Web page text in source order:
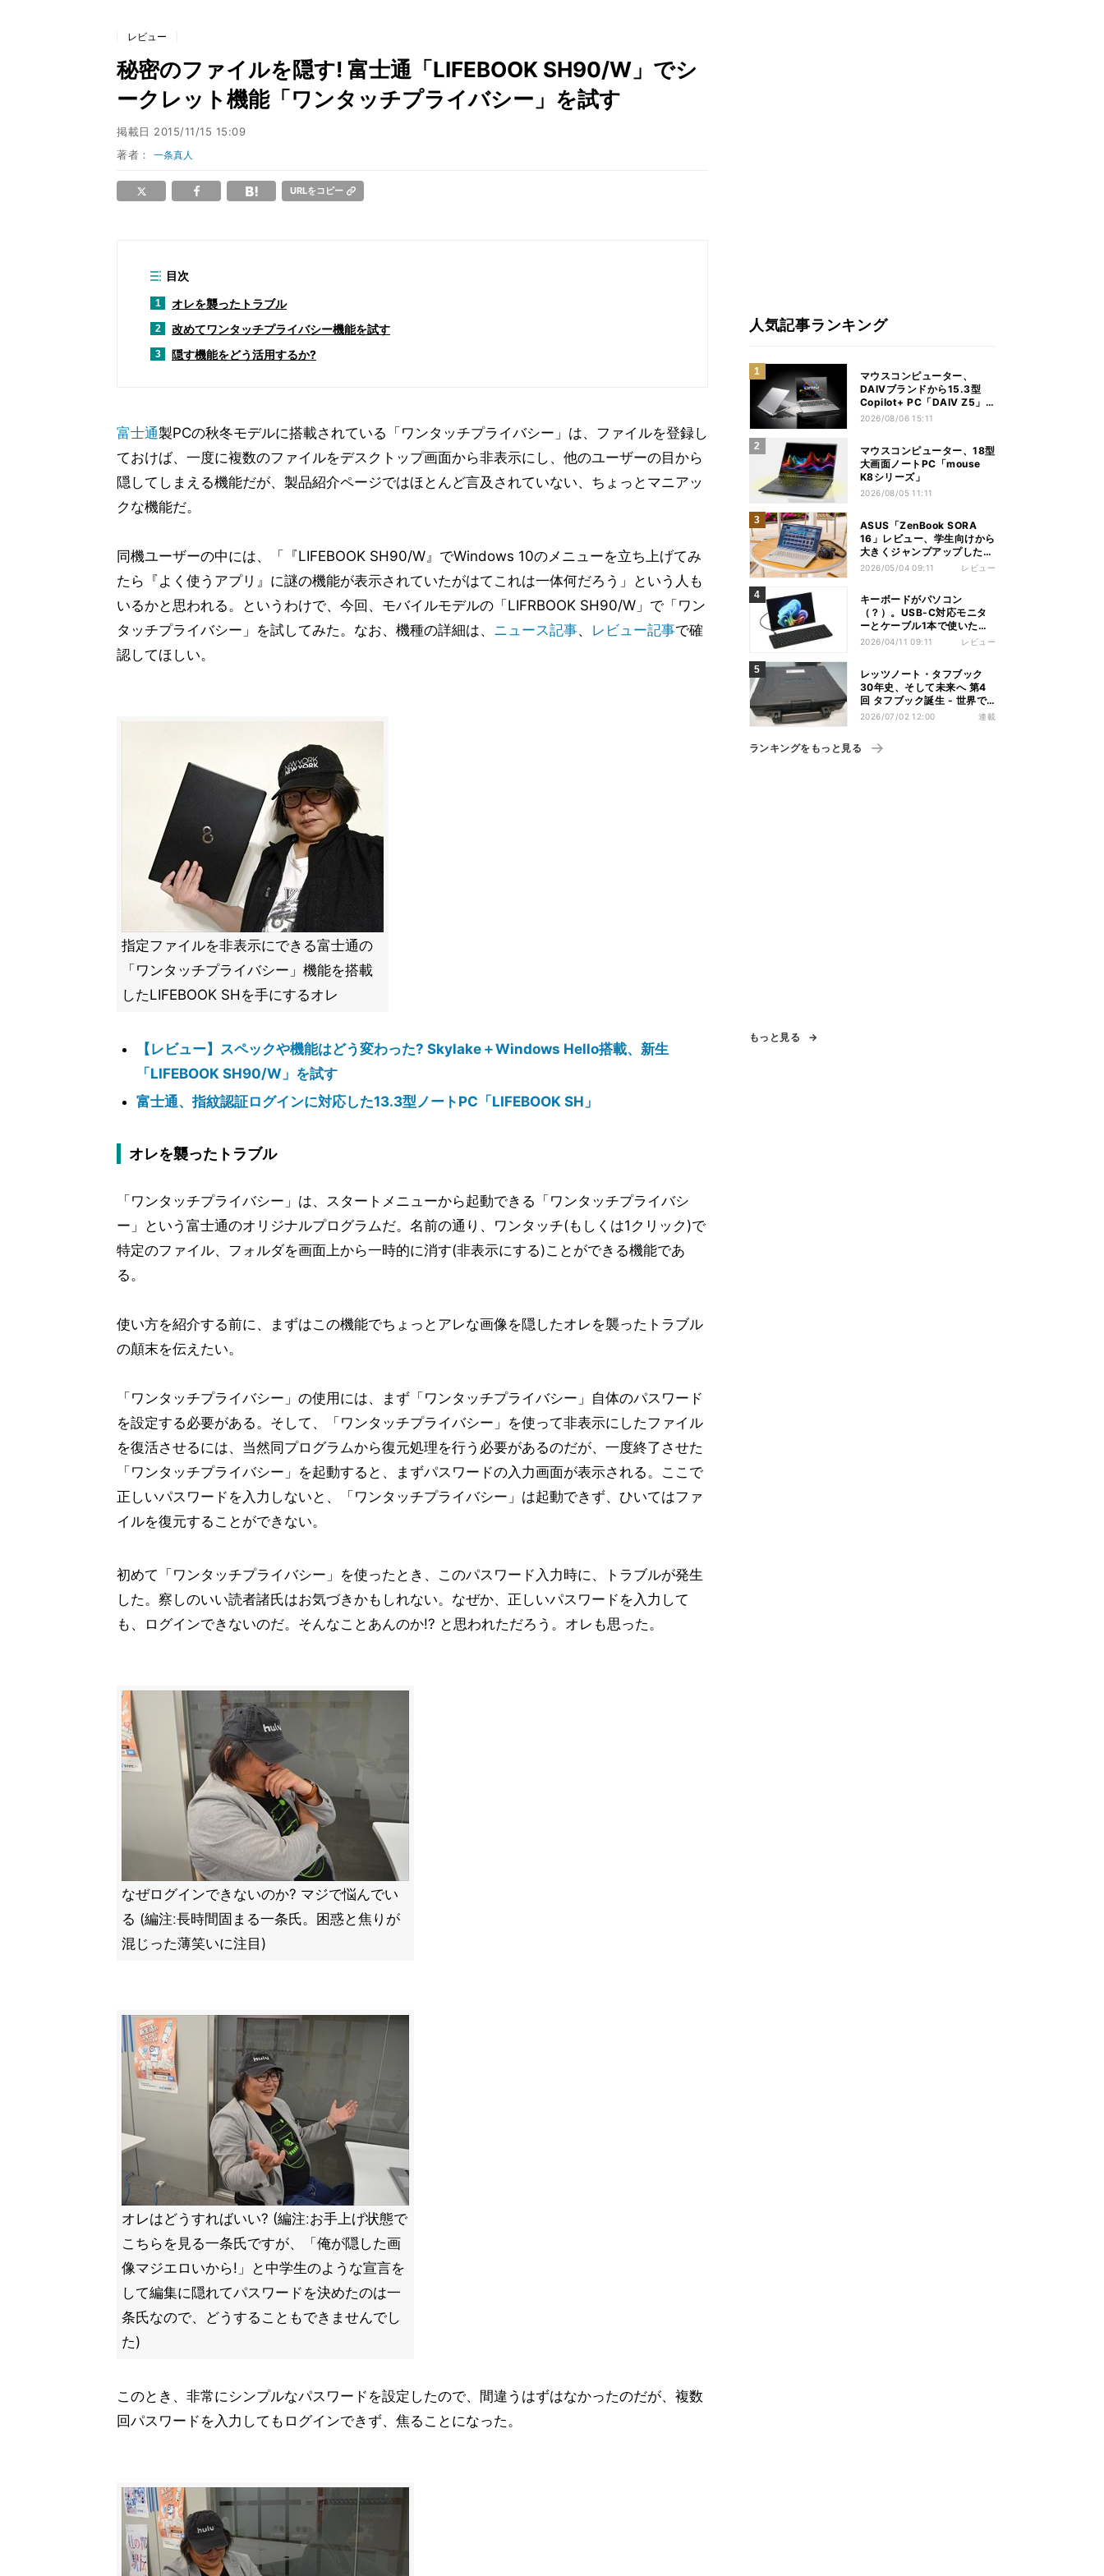
レビュー
秘密のファイルを隠す! 富士通「LIFEBOOK SH90/W」でシ
ークレット機能「ワンタッチプライバシー」を試す
掲載日 2015/11/15 15:09
著者：一条真人
URLをコピー
目次
1 オレを襲ったトラブル
2 改めてワンタッチプライバシー機能を試す
3 隠す機能をどう活用するか?
富士通製PCの秋冬モデルに搭載されている「ワンタッチプライバシー」は、ファイルを登録し
ておけば、一度に複数のファイルをデスクトップ画面から非表示にし、他のユーザーの目から
隠してしまえる機能だが、製品紹介ページではほとんど言及されていない、ちょっとマニアッ
クな機能だ。
同機ユーザーの中には、「『LIFEBOOK SH90/W』でWindows 10のメニューを立ち上げてみ
たら『よく使うアプリ』に謎の機能が表示されていたがはてこれは一体何だろう」という人も
いるかと思われる。というわけで、今回、モバイルモデルの「LIFRBOOK SH90/W」で「ワン
タッチプライバシー」を試してみた。なお、機種の詳細は、 ニュース記事、 レビュー記事で確
認してほしい。
指定ファイルを非表示にできる富士通の
「ワンタッチプライバシー」機能を搭載
したLIFEBOOK SHを手にするオレ
【レビュー】スペックや機能はどう変わった? Skylake＋Windows Hello搭載、新生
「LIFEBOOK SH90/W」を試す
富士通、指紋認証ログインに対応した13.3型ノートPC「LIFEBOOK SH」
オレを襲ったトラブル
「ワンタッチプライバシー」は、スタートメニューから起動できる「ワンタッチプライバシ
ー」という富士通のオリジナルプログラムだ。名前の通り、ワンタッチ(もしくは1クリック)で
特定のファイル、フォルダを画面上から一時的に消す(非表示にする)ことができる機能であ
る。
使い方を紹介する前に、まずはこの機能でちょっとアレな画像を隠したオレを襲ったトラブル
の顛末を伝えたい。
「ワンタッチプライバシー」の使用には、まず「ワンタッチプライバシー」自体のパスワード
を設定する必要がある。そして、「ワンタッチプライバシー」を使って非表示にしたファイル
を復活させるには、当然同プログラムから復元処理を行う必要があるのだが、一度終了させた
「ワンタッチプライバシー」を起動すると、まずパスワードの入力画面が表示される。ここで
正しいパスワードを入力しないと、「ワンタッチプライバシー」は起動できず、ひいてはファ
イルを復元することができない。
初めて「ワンタッチプライバシー」を使ったとき、このパスワード入力時に、トラブルが発生
した。察しのいい読者諸氏はお気づきかもしれない。なぜか、正しいパスワードを入力して
も、ログインできないのだ。そんなことあんのか!? と思われただろう。オレも思った。
なぜログインできないのか? マジで悩んでい
る (編注ː長時間固まる一条氏。困惑と焦りが
混じった薄笑いに注目)
オレはどうすればいい? (編注ːお手上げ状態で
こちらを見る一条氏ですが、「俺が隠した画
像マジエロいから!」と中学生のような宣言を
して編集に隠れてパスワードを決めたのは一
条氏なので、どうすることもできませんでし
た)
このとき、非常にシンプルなパスワードを設定したので、間違うはずはなかったのだが、複数
回パスワードを入力してもログインできず、焦ることになった。
人気記事ランキング
マウスコンピューター、
DAIVブランドから15.3型
Copilot+ PC「DAIV Z5」
発売
2026/08/06 15:11
マウスコンピューター、18型
大画面ノートPC「mouse
K8シリーズ」
2026/08/05 11:11
ASUS「ZenBook SORA
16」レビュー、学生向けから
大きくジャンプアップした
Snapdragon X2 Elite
2026/05/04 09:11 レビュー
キーボードがパソコン
（？）。USB-C対応モニタ
ーとケーブル1本で使いたい
HP「EliteBoard G1a」レビ
2026/04/11 09:11 レビュー
レッツノート・タフブック
30年史、そして未来へ 第4
回 タフブック誕生 - 世界で
評価される「堅牢な道具」、
2026/07/02 12:00 連載
ランキングをもっと見る
もっと見る